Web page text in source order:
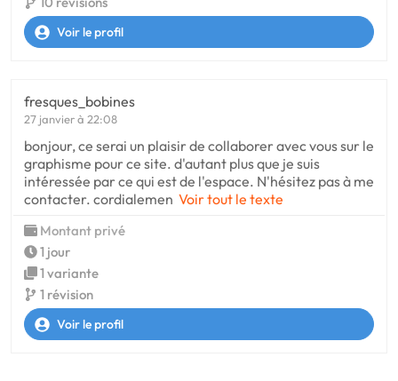
Voir le profil
fresques_bobines
27 janvier à 22:08
bonjour, ce serai un plaisir de collaborer avec vous sur le
graphisme pour ce site. d'autant plus que je suis
intéressée par ce qui est de l'espace. N'hésitez pas à me
contacter. cordialemen Voir tout le texte
Montant privé
1 jour
1 variante
1 révision
Voir le profil